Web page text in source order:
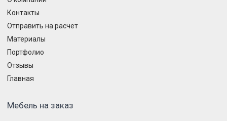
Контакты
Отправить на расчет
Материалы
Портфолио
Отзывы
Главная
Мебель на заказ